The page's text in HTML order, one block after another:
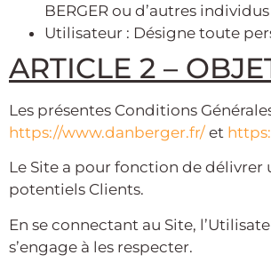
BERGER ou d’autres
Utilisateur : Désigne toute
ARTICLE 2 –
Les présentes Conditions
https://www.danberger.fr/ et
Le Site a pour fonction de délivrer
potentiels Clients.
En se connectant au Site,
s’engage à les respecter.